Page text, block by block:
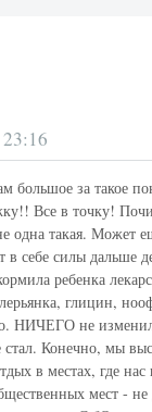
за такое
Все в точку!
одна такая. Может
в себе силы дальше
ребенка
глицин,
НИЧЕГО не
стал. Конечно, мы
в местах, где
мест -